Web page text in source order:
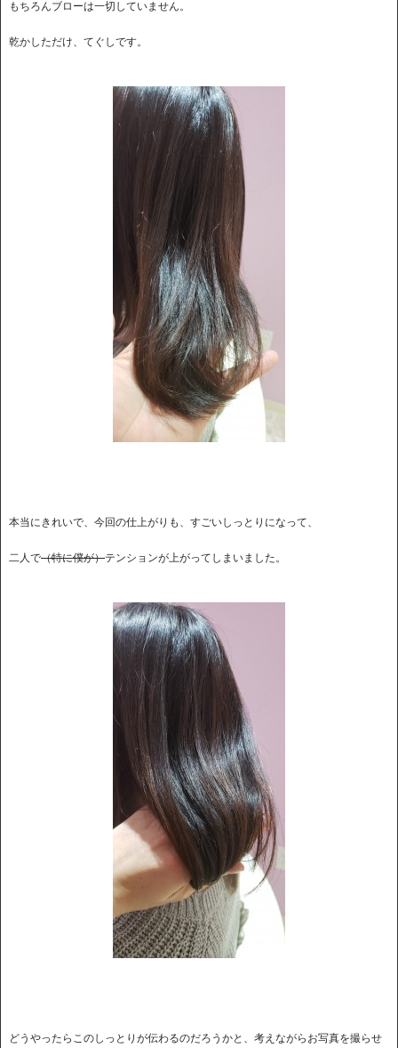
もちろんブローは一切していません。
乾かしただけ、てぐしです。
本当にきれいで、今回の仕上がりも、すごいしっとりになって、
二人で（特に僕が）テンションが上がってしまいました。
どうやったらこのしっとりが伝わるのだろうかと、考えながらお写真を撮らせ